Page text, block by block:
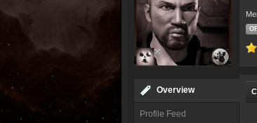
Overview
Profile Feed